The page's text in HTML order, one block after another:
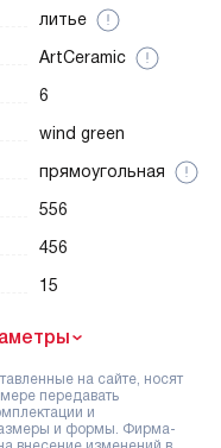
литье
ArtCeramic
6
wind green
прямоугольная
556
456
15
на сайте, носят
передавать
и
и формы. Фирма-